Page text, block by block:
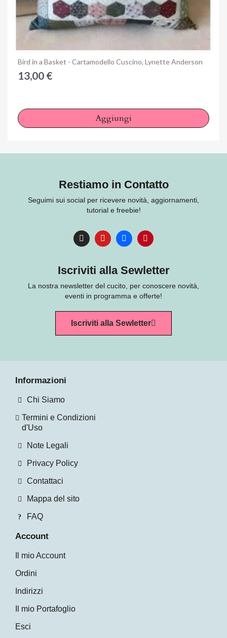
Anteprima
Bird in a Basket - Cartamodello Cuscino, Lynette Anderson
13,00 €
Aggiungi
Restiamo in Contatto
Seguimi sui social per ricevere novità, aggiornamenti,
tutorial e freebie!
Iscriviti alla Sewletter
La nostra newsletter del cucito, per conoscere novità,
eventi in programma e offerte!
Iscriviti alla Sewletter
Informazioni
Chi Siamo
Termini e Condizioni
d'Uso
Note Legali
Privacy Policy
Contattaci
Mappa del sito
FAQ
Account
Il mio Account
Ordini
Indirizzi
Il mio Portafoglio
Esci